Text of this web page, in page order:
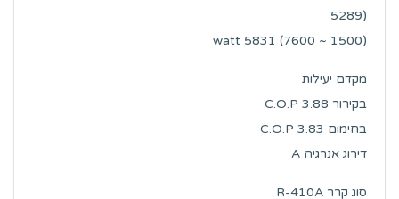
5289)
watt 5831 (7600 ~ 1500)
מקדם יעילות
בקירור C.O.P 3.88
בחימום C.O.P 3.83
דירוג אנרגיה A
סוג קרר R-410A